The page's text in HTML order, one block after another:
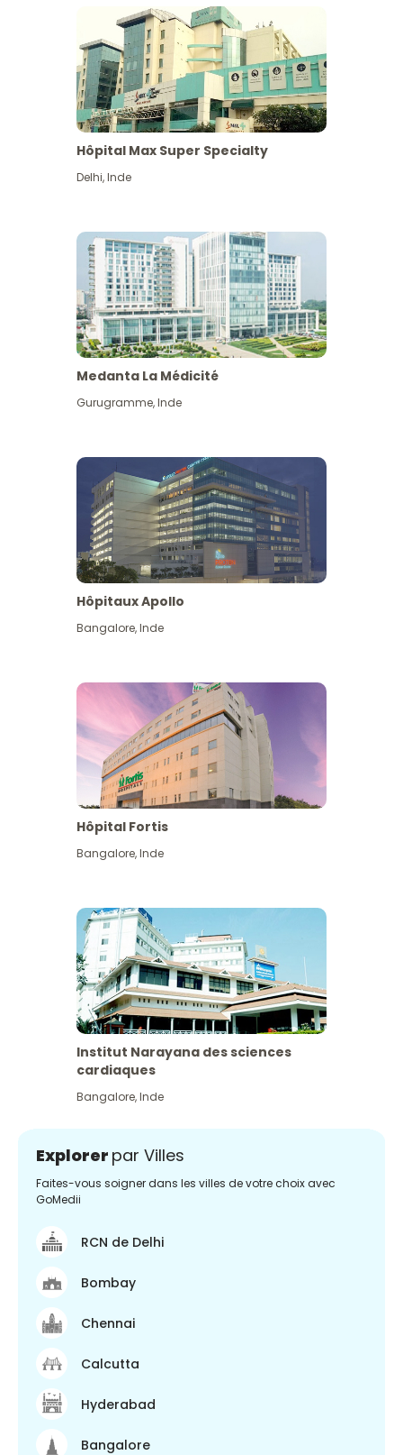
Hôpital Max Super Specialty
Delhi,Inde
Medanta La Médicité
Gurugramme,Inde
Hôpitaux Apollo
Bangalore,Inde
Hôpital Fortis
Bangalore,Inde
Institut Narayana des sciences
cardiaques
Bangalore,Inde
Explorer par Villes
Faites-vous soigner dans les villes de votre choix avec
GoMedii
RCN de Delhi
Bombay
Chennai
Calcutta
Hyderabad
Bangalore